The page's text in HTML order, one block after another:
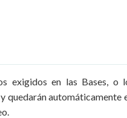
exigidos en las Bases, o
quedarán automáticamente